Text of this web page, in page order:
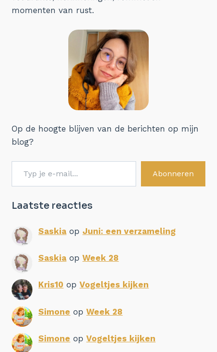
momenten van rust.
Op de hoogte blijven van de berichten op mijn
blog?
Typ je e-mail...
Abonneren
Laatste reacties
Saskia op Juni: een verzameling
Saskia opWeek 28
Kris10 opVogeltjes kijken
Simone opWeek 28
Simone opVogeltjes kijken